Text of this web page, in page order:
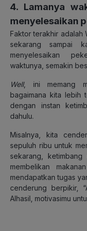
4. Lamanya
menyelesaikan
Faktor terakhir adalah
sekarang sampai
menyelesaikan
waktunya, semakin
Well, ini memang
bagaimana kita lebih
dengan instan
dahulu.
Misalnya, kita
sepuluh ribu untuk
sekarang,
membelikan
mendapatkan tugas
cenderung berpikir,
Alhasil, motivasimu